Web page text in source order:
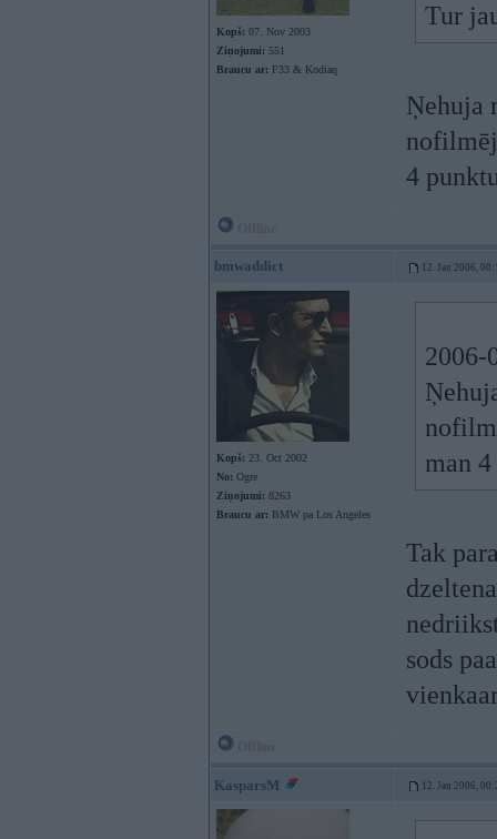
Kopš: 07. Nov 2003
Ziņojumi: 551
Braucu ar: F33 & Kodiaq
Tur
Ņehuja
4
bmwaddict 12. Jan 2006,
Kopš: 23. Oct 2002
No: Ogre
Ziņojumi: 8263
Braucu ar: BMW pa Los Angeles
2006-
man
Tak
sods
KasparsM 12. Jan 2006,